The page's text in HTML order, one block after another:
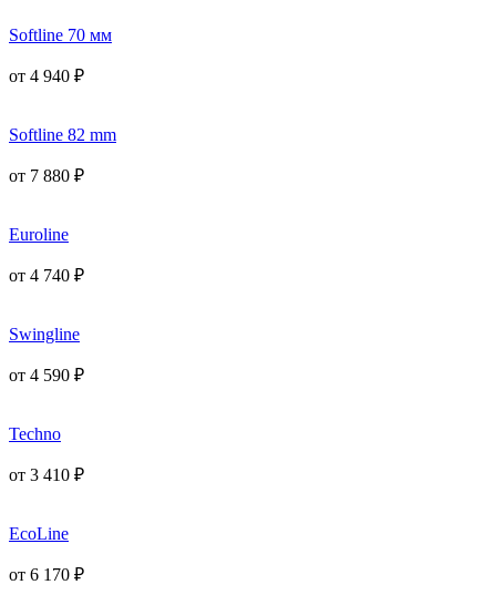
Softline 70 мм
от 4 940 ₽
Softline 82 mm
от 7 880 ₽
Euroline
от 4 740 ₽
Swingline
от 4 590 ₽
Techno
от 3 410 ₽
EcoLine
от 6 170 ₽